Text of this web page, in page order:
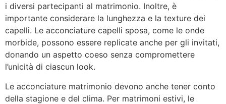
i diversi partecipanti al matrimonio. Inoltre, è
importante considerare la lunghezza e la texture dei
capelli. Le acconciature capelli sposa, come le onde
morbide, possono essere replicate anche per gli invitati,
donando un aspetto coeso senza compromettere
l’unicità di ciascun look.
Le acconciature matrimonio devono anche tener conto
della stagione e del clima. Per matrimoni estivi, le